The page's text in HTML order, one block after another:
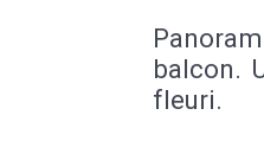
balcon.
fleuri.